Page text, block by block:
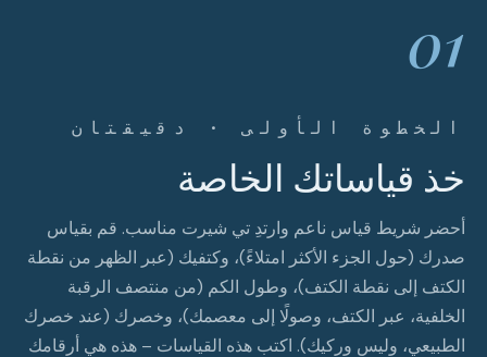
01
الخطوة الأولى · دقيقتان
خذ قياساتك الخاصة
أحضر شريط قياس ناعم وارتدِ تي شيرت مناسب. قم بقياس
صدرك (حول الجزء الأكثر امتلاءً)، وكتفيك (عبر الظهر من نقطة
الكتف إلى نقطة الكتف)، وطول الكم (من منتصف الرقبة
الخلفية، عبر الكتف، وصولًا إلى معصمك)، وخصرك (عند خصرك
الطبيعي، وليس وركيك). اكتب هذه القياسات – هذه هي أرقامك